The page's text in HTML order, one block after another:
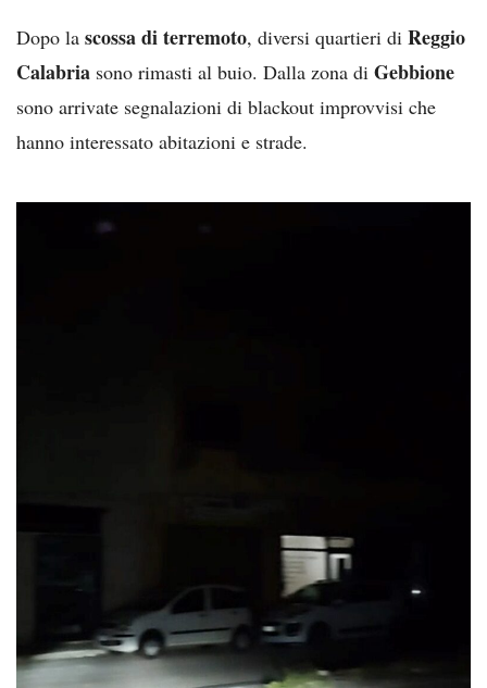
Dopo la scossa di terremoto, diversi quartieri di Reggio
Calabria sono rimasti al buio. Dalla zona di Gebbione
sono arrivate segnalazioni di blackout improvvisi che
hanno interessato abitazioni e strade.